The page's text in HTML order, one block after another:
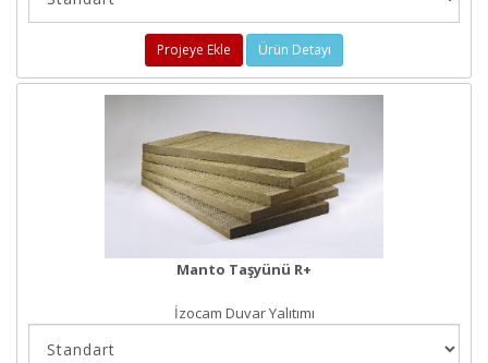
Projeye Ekle Ürün Detayı
Manto Taşyünü R+
İzocam Duvar Yalıtımı